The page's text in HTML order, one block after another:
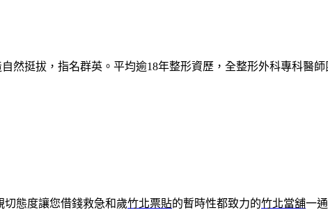
然挺拔，指名群英。平均逾18年整形資歷，全整形外科專科醫
切態度讓您借錢救急和歲竹北票貼的暫時性都致力的竹北當舖一